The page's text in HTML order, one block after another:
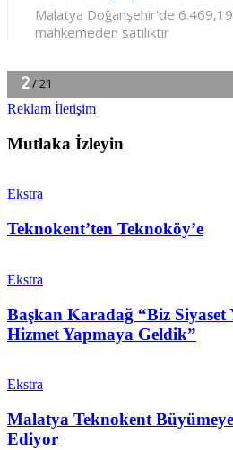
Reklam İletişim
Mutlaka İzleyin
Ekstra
Teknokent’ten Teknoköy’e
Ekstra
Başkan Karadağ “Biz Siyaset
Hizmet Yapmaya Geldik”
Ekstra
Malatya Teknokent
Ediyor